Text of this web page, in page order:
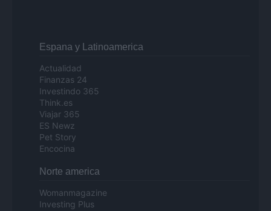
Espana y Latinoamerica
Actualidad
Finanzas 24
Investindo 365
Think.es
Viajar 365
ES Newz
Pet Story
Encocina
Norte america
Womanmagazine
Investing Plus